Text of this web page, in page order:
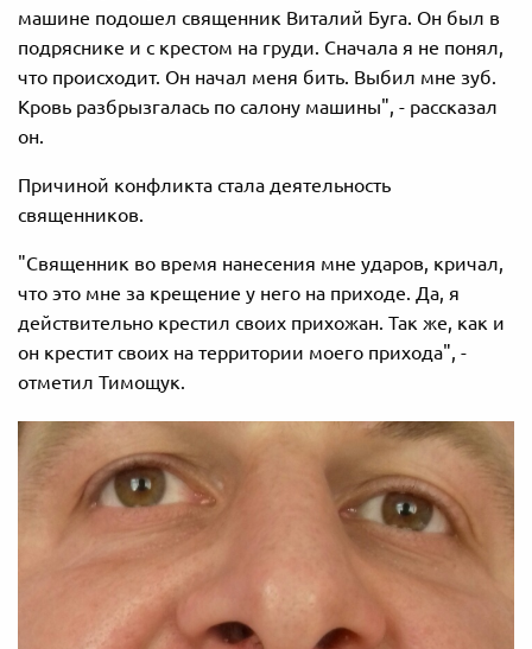
машине подошел священник Виталий Буга. Он был в
подряснике и с крестом на груди. Сначала я не понял,
что происходит. Он начал меня бить. Выбил мне зуб.
Кровь разбрызгалась по салону машины", - рассказал
он.
Причиной конфликта стала деятельность
священников.
"Священник во время нанесения мне ударов, кричал,
что это мне за крещение у него на приходе. Да, я
действительно крестил своих прихожан. Так же, как и
он крестит своих на территории моего прихода", -
отметил Тимощук.